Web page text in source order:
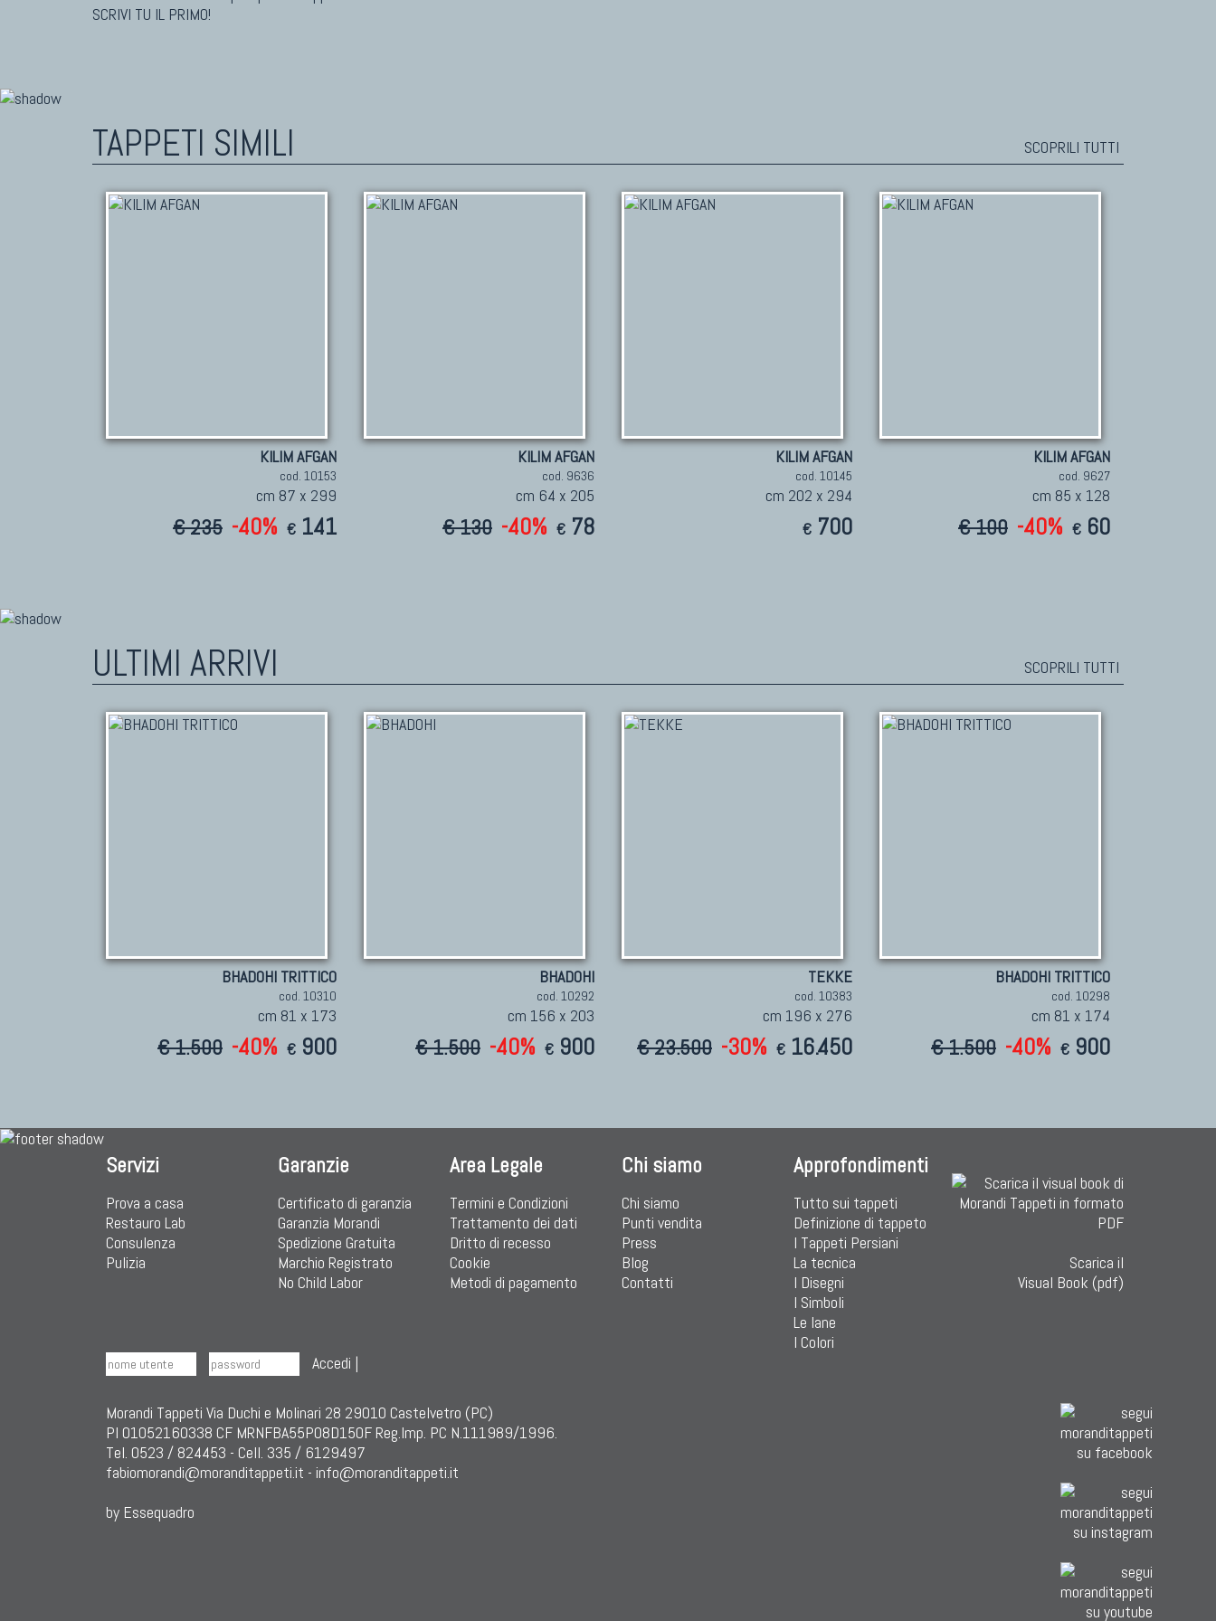
SCRIVI TU IL PRIMO!
TAPPETI SIMILI SCOPRILI TUTTI
KILIM AFGAN
cod. 10153
cm 87 x 299
€ 235 -40% € 141
KILIM AFGAN
cod. 9636
cm 64 x 205
€ 130 -40% € 78
KILIM AFGAN
cod. 10145
cm 202 x 294
€ 700
KILIM AFGAN
cod. 9627
cm 85 x 128
€ 100 -40% € 60
ULTIMI ARRIVI SCOPRILI TUTTI
BHADOHI TRITTICO
cod. 10310
cm 81 x 173
€ 1.500 -40% € 900
BHADOHI
cod. 10292
cm 156 x 203
€ 1.500 -40% € 900
TEKKE
cod. 10383
cm 196 x 276
€ 23.500 -30% € 16.450
BHADOHI TRITTICO
cod. 10298
cm 81 x 174
€ 1.500 -40% € 900
Servizi
Prova a casa
Restauro Lab
Consulenza
Pulizia
Garanzie
Certificato di garanzia
Garanzia Morandi
Spedizione Gratuita
Marchio Registrato
No Child Labor
Area Legale
Termini e Condizioni
Trattamento dei dati
Dritto di recesso
Cookie
Metodi di pagamento
Chi siamo
Chi siamo
Punti vendita
Press
Blog
Contatti
Approfondimenti
Tutto sui tappeti
Definizione di tappeto
I Tappeti Persiani
La tecnica
I Disegni
I Simboli
Le lane
I Colori
Scarica il
Visual Book (pdf)
Accedi |
Morandi Tappeti Via Duchi e Molinari 28 29010 Castelvetro (PC)
PI 01052160338 CF MRNFBA55P08D150F Reg.Imp. PC N.111989/1996.
Tel. 0523 / 824453 - Cell. 335 / 6129497
fabiomorandi@moranditappeti.it - info@moranditappeti.it
by Essequadro